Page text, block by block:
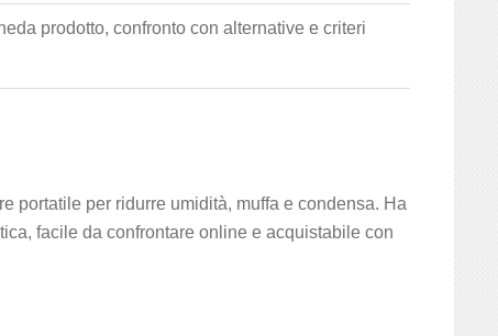
prodotto, confronto con alternative e criteri
portatile per ridurre umidità, muffa e condensa. Ha
facile da confrontare online e acquistabile con